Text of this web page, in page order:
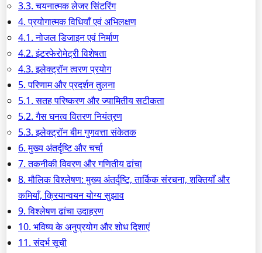
3.3. चयनात्मक लेजर सिंटरिंग
4. प्रयोगात्मक विधियाँ एवं अभिलक्षण
4.1. नोजल डिजाइन एवं निर्माण
4.2. इंटरफेरोमेट्री विशेषता
4.3. इलेक्ट्रॉन त्वरण प्रयोग
5. परिणाम और प्रदर्शन तुलना
5.1. सतह परिष्करण और ज्यामितीय सटीकता
5.2. गैस घनत्व वितरण नियंत्रण
5.3. इलेक्ट्रॉन बीम गुणवत्ता संकेतक
6. मुख्य अंतर्दृष्टि और चर्चा
7. तकनीकी विवरण और गणितीय ढांचा
8. मौलिक विश्लेषण: मुख्य अंतर्दृष्टि, तार्किक संरचना, शक्तियाँ और
कमियाँ, क्रियान्वयन योग्य सुझाव
9. विश्लेषण ढांचा उदाहरण
10. भविष्य के अनुप्रयोग और शोध दिशाएं
11. संदर्भ सूची